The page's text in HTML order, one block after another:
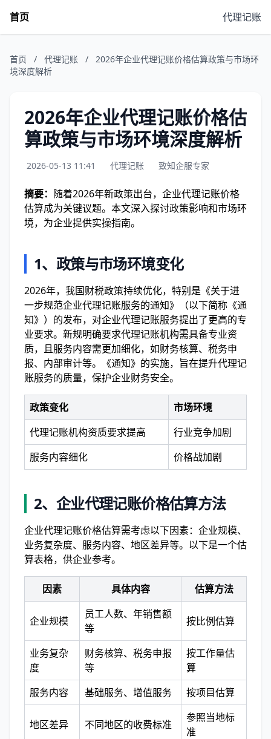
首页 代理记账
首页 / 代理记账 /
2026年企业代理记账价格估算政策与市场环
境深度解析
2026年企业代理记账价格估
算政策与市场环境深度解析
2026-05-13 11:41 代理记账 致知企服专家
摘要： 随着2026年新政策出台，企业代理记账价格
估算成为关键议题。本文深入探讨政策影响和市场环
境，为企业提供实操指南。
1、政策与市场环境变化
2026年，我国财税政策持续优化，特别是《关于进
一步规范企业代理记账服务的通知》（以下简称《通
知》）的发布，对企业代理记账服务提出了更高的专
业要求。新规明确要求代理记账机构需具备专业资
质，且服务内容需更加细化，如财务核算、税务申
报、内部审计等。《通知》的实施，旨在提升代理记
账服务的质量，保护企业财务安全。
政策变化
市场环境
代理记账机构资质要求提高
行业竞争加剧
服务内容细化
价格战加剧
2、企业代理记账价格估算方法
企业代理记账价格估算需考虑以下因素：企业规模、
业务复杂度、服务内容、地区差异等。以下是一个估
算表格，供企业参考。
因素 具体内容 估算方法
企业规模
员工人数、年销售额
等
按比例估算
业务复杂
度
财务核算、税务申报
等
按工作量估
算
服务内容
基础服务、增值服务 按项目估算
地区差异 不同地区的收费标准
参照当地标
准